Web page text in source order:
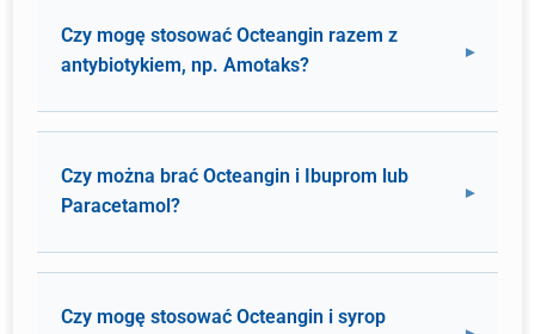
Czy mogę stosować Octeangin razem z
antybiotykiem, np. Amotaks?
Czy można brać Octeangin i Ibuprom lub
Paracetamol?
Czy mogę stosować Octeangin i syrop